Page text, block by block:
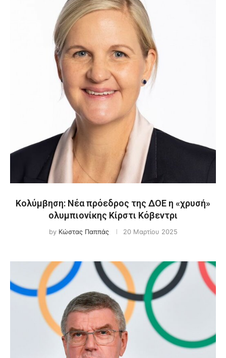
Κολύμβηση: Νέα πρόεδρος της ΔΟΕ η «χρυσή»
ολυμπιονίκης Κίρστι Κόβεντρι
by Κώστας Παππάς 20 Μαρτίου 2025